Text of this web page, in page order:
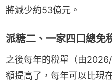
將減少約53億元。
派糖二、一家四口總
之後每年的稅單（由
額提高了，每年可以比現